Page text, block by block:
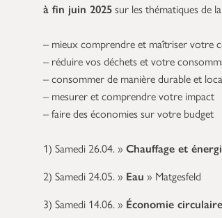
à fin juin 2025sur les thématiques de
– mieux comprendre et maîtriser votre
– réduire vos déchets et votre
– consommer de manière durable et
– mesurer et comprendre votre impact
– faire des économies sur votre budget
1) Samedi 26.04. » Chauffage et
2) Samedi 24.05. » Eau » Matgesfeld
3) Samedi 14.06. » Économie